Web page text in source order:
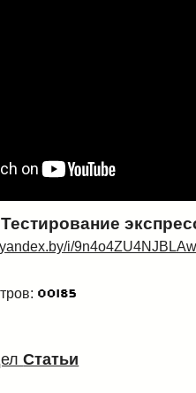
i/9n4o4ZU4NJBLAw
Статьи